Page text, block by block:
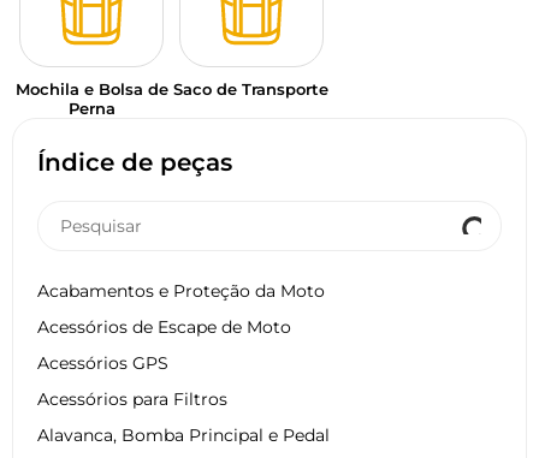
Índice de peças
Acabamentos e Proteção da Moto
Acessórios de Escape de Moto
Acessórios GPS
Acessórios para Filtros
Alavanca, Bomba Principal e Pedal
Mochila e Bolsa de
Perna
Saco de Transporte